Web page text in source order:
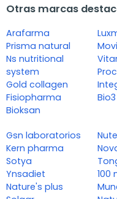
Otras marcas
Arafarma
Prisma natural
Ns nutritional
system
Gold collagen
Fisiopharma
Bioksan
Bio3
Gsn laboratorios
Kern pharma
Sotya
Ynsadiet
Nature's plus
100